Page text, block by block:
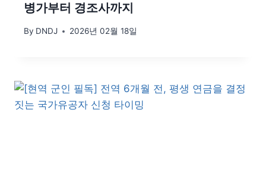
병가부터 경조사까지
By DNDJ 2026년 02월 18일